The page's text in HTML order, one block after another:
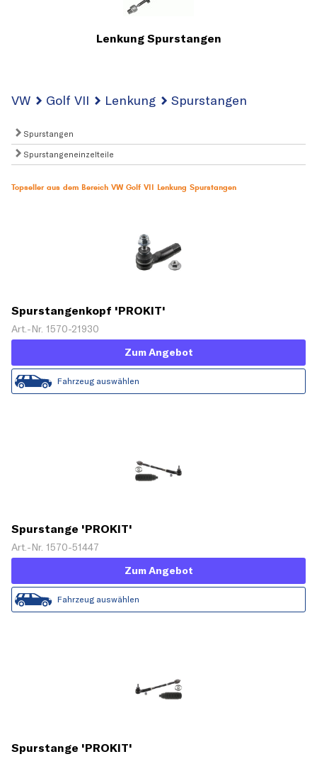
Lenkung Spurstangen
VW Golf VII Lenkung Spurstangen
Spurstangen
Spurstangeneinzelteile
Topseller aus dem Bereich VW Golf VII Lenkung Spurstangen
Spurstangenkopf 'PROKIT'
Art.-Nr. 1570-21930
Zum Angebot
Fahrzeug auswählen
Spurstange 'PROKIT'
Art.-Nr. 1570-51447
Zum Angebot
Fahrzeug auswählen
Spurstange 'PROKIT'